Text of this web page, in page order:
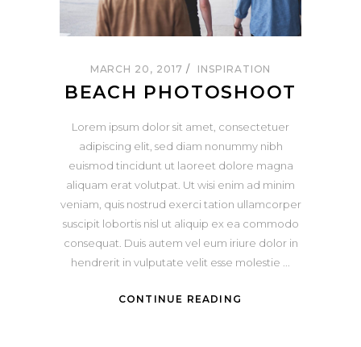
MARCH 20, 2017 INSPIRATION
BEACH PHOTOSHOOT
Lorem ipsum dolor sit amet, consectetuer
adipiscing elit, sed diam nonummy nibh
euismod tincidunt ut laoreet dolore magna
aliquam erat volutpat. Ut wisi enim ad minim
veniam, quis nostrud exerci tation ullamcorper
suscipit lobortis nisl ut aliquip ex ea commodo
consequat. Duis autem vel eum iriure dolor in
hendrerit in vulputate velit esse molestie
CONTINUE READING